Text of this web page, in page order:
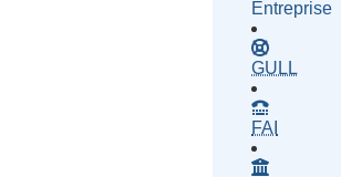
Entreprise
GULL
FAI